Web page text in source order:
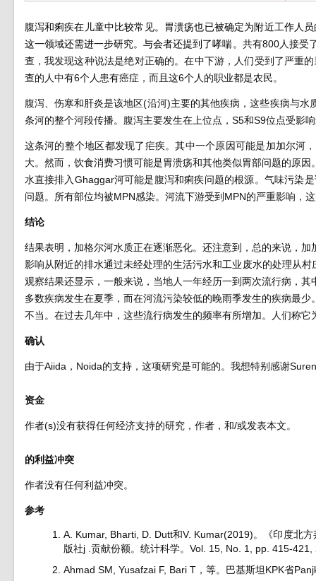
腹泻和痢疾在儿童中比较常见。胃溃疡也已被确定为附近工作人
这一领域还需进一步研究。与会者还提到了哮喘。 共有800人接受
查，我发现这种说法是绝对正确的。在中下游，人们受到了严重
查的人中有6个人患有癌症，而且这6个人的职业都是农民。
腹泻、伤寒和肝炎是该地区(沿河)主要的其他疾病，这些疾病与
条河的整个河段传播。腹泻主要发生在上位点，S5和S9位点受影
这条河的整个地区都发现了疟疾。其中一个原因可能是加加尔河
大。然而，饮食消费习惯可能是胃溃疡和其他类似胃部问题的原
水直接排入Ghaggar河可能是腹泻和痢疾问题的根源。气味污染
问题。所有部位均被MPN感染。河流下游受到MPN的严重影响，
结论
结果表明，加格尔河水质正在逐渐恶化。还注意到，总的来说，
影响从附近的排水通过未经处理的生活污水和工业废水的处理从
观察结果还显示，一般来说，当地人一年经历一到两次流行病，
多数疾病发生在夏季，而在河流污染较低的晚雨季发生的疾病最
不当。在过去几年中，这些流行病发生的频率有所增加。人们称
确认
由于Aiida，Noida的支持，这项研究是可能的。我想特别感谢
资金
作者(s)没有获得任何经济支持的研究，作者，和/或发表本文。
的利益冲突
作者没有任何利益冲突。
参考
A. Kumar, Bharti, D. Dutt和V. Kumar(2019)。《印度北
版社j .贡献份额。统计科学。Vol. 15, No. 1, pp. 415-
Ahmad SM, Yusafzai F, Bari T，等。巴基斯坦KPK省